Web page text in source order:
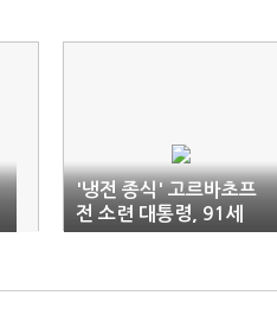
'냉전 종식' 고르바초프
전 소련 대통령, 91세
나이로 서거